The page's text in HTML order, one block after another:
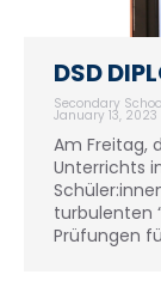
DSD
Secondary
January 13, 2023
Am Freitag,
Unterrichts
turbulenten
Prüfungen